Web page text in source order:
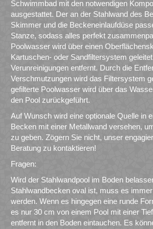
Schwimmbad mit den notwendigen
ausgestattet. Der an der Stahlwand des
Skimmer und die Beckeneinlaufdüse
Stanze, sodass alles perfekt
Poolwasser wird über einen
Kartuschen- oder Sandfiltersystem
Verunreinigungen entfernt. Durch die
Verschmutzungen wird das Filtersystem
gefilterte Poolwasser wird über das
den Pool zurückgeführt.
Auf Wunsch wird eine optionale Quelle in
Becken mit einer Metallwand versehen,
zu geben. Zögern Sie nicht, unser
Beratung zu kontaktieren!
Fragen:
Wird der Stahlwandpool im Boden
Stahlwandbecken oval ist, muss es
werden. Wenn es hingegen eine runde
es nur 30 cm von einem Pool mit einer
entfernt in den Boden eintauchen. Es